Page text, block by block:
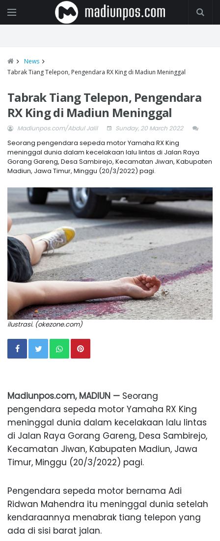
News
Tabrak Tiang Telepon, Pengendara RX King di Madiun Meninggal
Tabrak Tiang Telepon, Pengendara
RX King di Madiun Meninggal
Madiunpos.com/Abdul Jalil Sunday, 20 March 2022
Seorang pengendara sepeda motor Yamaha RX King
meninggal dunia dalam kecelakaan lalu lintas di Jalan Raya
Gorang Gareng, Desa Sambirejo, Kecamatan Jiwan, Kabupaten
Madiun, Jawa Timur, Minggu (20/3/2022) pagi.
ilustrasi. (okezone.com)
Madiunpos.com, MADIUN — Seorang
pengendara sepeda motor Yamaha RX King
meninggal dunia dalam kecelakaan lalu lintas
di Jalan Raya Gorang Gareng, Desa Sambirejo,
Kecamatan Jiwan, Kabupaten Madiun, Jawa
Timur, Minggu (20/3/2022) pagi.
Pengendara sepeda motor bernama Adi
Ridwan Mahendra itu meninggal dunia setelah
kendaraannya menabrak tiang telepon yang
ada di sisi barat jalan.